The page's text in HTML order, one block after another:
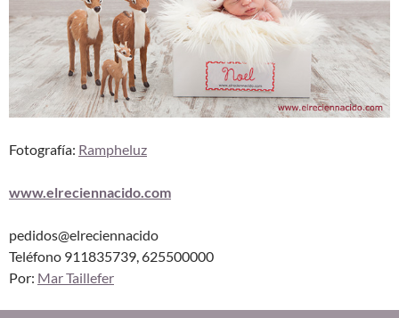
Fotografía: Rampheluz
www.elreciennacido.com
pedidos@elreciennacido
Teléfono 911835739, 625500000
Por: Mar Taillefer